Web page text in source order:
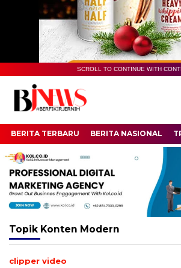
SCROLL TO CONTINUE WITH
BERITA TERBARU BERITA NASIONAL
Topik Konten Modern
clipper video